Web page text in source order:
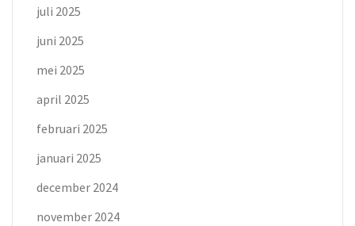
juli 2025
juni 2025
mei 2025
april 2025
februari 2025
januari 2025
december 2024
november 2024